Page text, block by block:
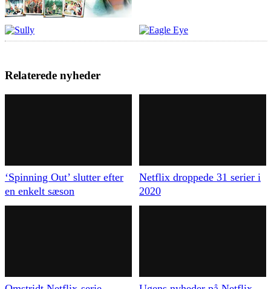
Relaterede nyheder
‘Spinning Out’ slutter efter
en enkelt sæson
Netflix droppede 31 serier i
2020